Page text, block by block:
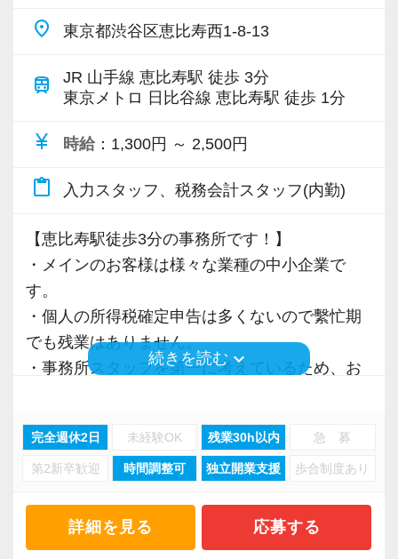
けることができます。
【福利厚生】
◆当事務所と顧問契約頂いているクライアント
から商品を購入した場合は、クライアントへの
（在籍期間によって金額の上限あり）
ムを用意しております。（在籍期間によって金
額の上限あり）
◆簿記検定や税理士講座の「授業料補助制度」
があります。
【働く環境の魅力】
静かな住宅地に建ち、建築が好きな所長みずか
らがデザインをおこなった古代ローマ風のオフ
す！）
税務会計の基幹システムは弥生会計・達人。他
仕事」で自分の市場価値を高めたい方、是非一
緒にお仕事しましょう。
仕事も、人生も、どちらも大切に。効率的な業
務体制とチームワークで繁忙期以外は無理のな
安定した環境で腰を据えて働きながら専門性も
場を探しておられる方、是非ご応募下さい。専
す。
【今回の募集について】
会計事務所経験者を歓迎。
次世代を担う社員を募集します。
組織化された効率性の高い事務所で共に働きま
常に向上心を有し、仕事に対して真摯であり、
前向きに挑戦出来る社員を求めています。
税理士等の専門職を目指す方は、勉強しながら
実務経験が積めます。
place 東京都渋谷区恵比寿西1-8-13
train
JR 山手線 恵比寿駅 徒歩 3分
東京メトロ 日比谷線 恵比寿駅 徒歩 1分
currency_yen 時給 ：1,300円 ～ 2,500円
content_paste 入力スタッフ、税務会計スタッフ(内勤)
【恵比寿駅徒歩3分の事務所です！】
・メインのお客様は様々な業種の中小企業で
す。
・個人の所得税確定申告は多くないので繫忙期
でも残業はありません。
・事務所スタッフを第一に考えているため、お
おります）
・30代活躍中！
【このような方が向いています】
・仕事だけでなく、プライベートの時間を大切
続きを読むkeyboard_arrow_down
完全週休2日 未経験OK 残業30h以内 急 募
第2新卒歓迎 時間調整可 独立開業支援 歩合制度あり
詳細を見る 応募する